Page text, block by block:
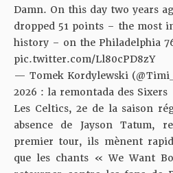
Damn. On this day two years
dropped 51 points – the most
history – on the Philadelphia
pic.twitter.com/Ll80cPD8zY
— Tomek Kordylewski
2026 : la remontada des Sixers
Les Celtics, 2e de la saison
absence de Jayson Tatum,
premier tour, ils mènent
que les chants « We Want